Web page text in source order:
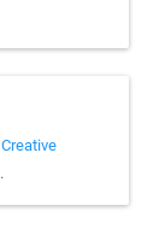
Creative
.